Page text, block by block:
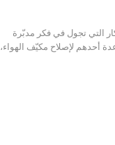
التي تجول في فكر مدبّرة
قد تطلبين مساعدة أحدهم لإصلاح مكيّف الهواء،